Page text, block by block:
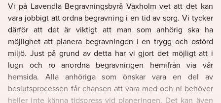
Vi på Lavendla Begravningsbyrå Vaxholm vet att det kan
vara jobbigt att ordna begravning i en tid av sorg. Vi tycker
därför att det är viktigt att man som anhörig ska ha
möjlighet att planera begravningen i en trygg och ostörd
miljö. Just på grund av detta har vi gjort det möjligt att i
lugn och ro anordna begravningen hemifrån via vår
hemsida. Alla anhöriga som önskar vara en del av
beslutsprocessen får chansen att vara med och ni behöver
heller inte känna tidspress vid planeringen. Det kan även